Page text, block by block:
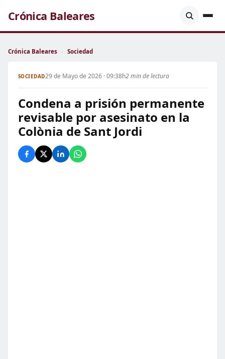
Crónica Baleares
Crónica Baleares › Sociedad
SOCIEDAD29 de Mayo de 2026 · 09:38h2 min de lectura
Condena a prisión permanente
revisable por asesinato en la
Colònia de Sant Jordi